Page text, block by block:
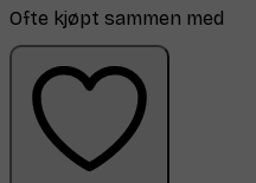
Ofte kjøpt sammen med